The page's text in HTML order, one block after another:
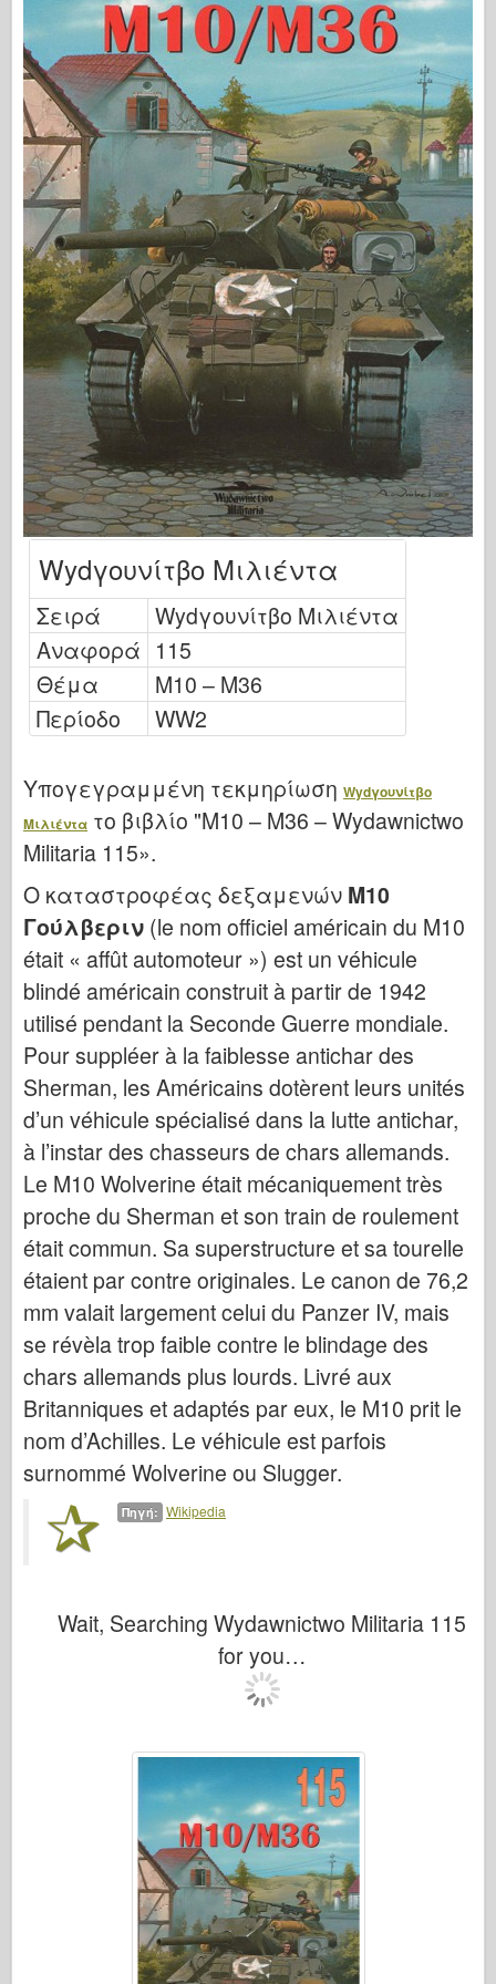
Εκδόσεις Όσπρεϊ
Σήμα μοίρας
Ισχύς δεξαμενής
Φορτηγά & δεξαμενές
Γουάφεν-Άρσεναλ
Wydγουνίτβο Μιλιέντα
Μακέτες
Ακαδημία
Μοντέλα Άσσου
Λέσχη AFV
Αερόφωτο
Αεροπορία
Μοντέλο AZ
Μαύρο σκυλί
Μπρόνκο
Κυβερνο-Χόμπι
Νεπρόμοντελ
Δράκος
Eduard
Μοντέλο Ε.Τ.
Ωραία καλούπια
Φριούλ Μόντελ
Χασεγκάουα
Heller
ΧομπΜπος
Μοντέλα IBG
Icm
Ιταλέρι
Θρύλος
Μοντέλο Meng
Tamiya
Tristar
Τρομπετίστας
Zvezda
Άλμπουμ- Φωτογραφίες
Περπατήστε γύρω
Βιβλία
Επαφή
le Εφημερίδα
Τα Κιτ
Wydγουνίτβο Μιλιέντα
Σειρά
Wydγουνίτβο Μιλιέντα
Αναφορά 115
Θέμα
Μ10 – Μ36
Περίοδο
WW2
Υπογεγραμμένη τεκμηρίωση Wydγουνίτβο
Μιλιέντα το βιβλίο "M10 – M36 – Wydawnictwo
Militaria 115».
Ο καταστροφέας δεξαμενών M10
Γούλβεριν (le nom officiel américain du M10
était « affût automoteur ») est un véhicule
blindé américain construit à partir de 1942
utilisé pendant la Seconde Guerre mondiale.
Pour suppléer à la faiblesse antichar des
Sherman, les Américains dotèrent leurs unités
d’un véhicule spécialisé dans la lutte antichar,
à l’instar des chasseurs de chars allemands.
Le M10 Wolverine était mécaniquement très
proche du Sherman et son train de roulement
était commun. Sa superstructure et sa tourelle
étaient par contre originales. Le canon de 76,2
mm valait largement celui du Panzer IV, mais
se révèla trop faible contre le blindage des
chars allemands plus lourds. Livré aux
Britanniques et adaptés par eux, le M10 prit le
nom d’Achilles. Le véhicule est parfois
surnommé Wolverine ou Slugger.
Πηγή: Wikipedia
Wait, Searching Wydawnictwo Militaria 115
for you…